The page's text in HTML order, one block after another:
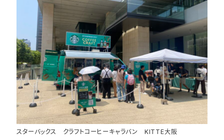
スターバックス クラフトコーヒーキャラバン KITTE大阪